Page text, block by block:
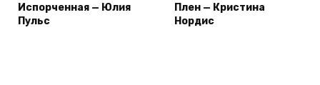
Испорченная — Юлия
Пульс
Плен — Кристина
Нордис